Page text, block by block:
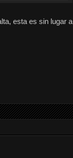
esta es sin lugar a